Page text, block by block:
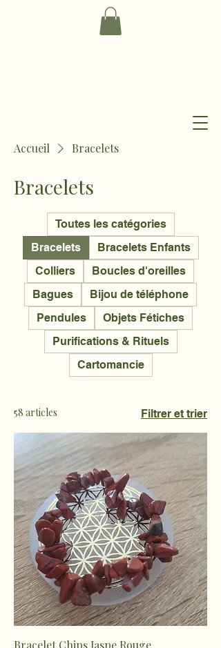
Accueil Bracelets
Bracelets
Toutes les catégories
Bracelets
Bracelets Enfants
Colliers
Boucles d'oreilles
Bagues
Bijou de téléphone
Pendules
Objets Fétiches
Purifications & Rituels
Cartomancie
58 articles Filtrer et trier
Bracelet Chips Jaspe Rouge